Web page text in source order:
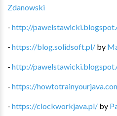
Zdanowski
- http://
- https://blog.solidsoft.pl/ by
- http://
- https://
- https://clockworkjava.pl/ by